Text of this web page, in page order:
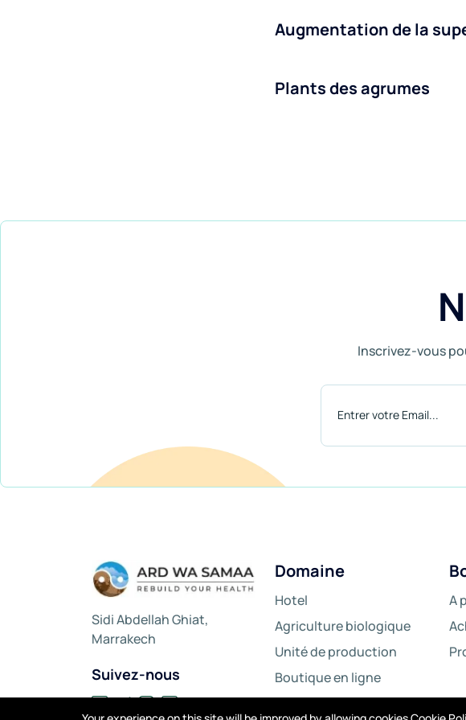
Augmentation de la
Plants des agrumes
Inscrivez-vous
Sidi Abdellah Ghiat,
Marrakech
Suivez-nous
Domaine
Hotel
Agriculture biologique
Unité de production
Boutique en ligne
A